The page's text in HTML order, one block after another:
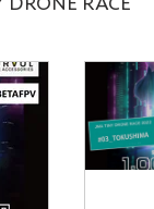
プログラ